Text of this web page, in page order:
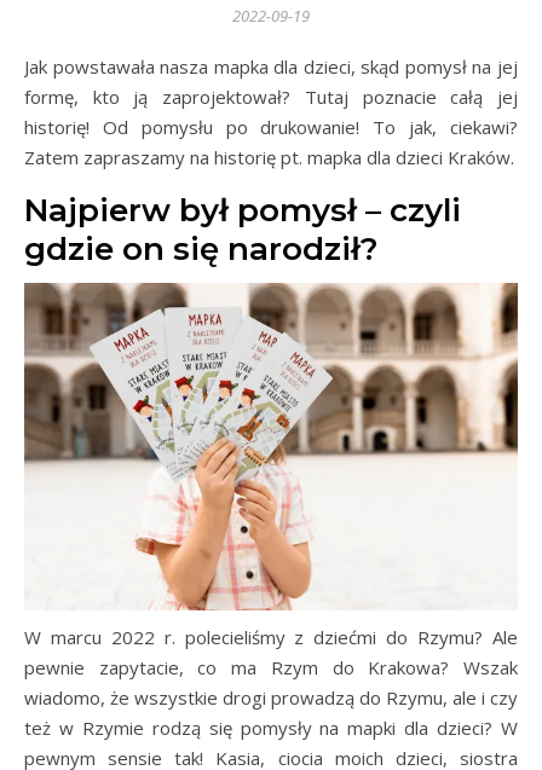
2022-09-19
Jak powstawała nasza mapka dla dzieci, skąd pomysł na jej
formę, kto ją zaprojektował? Tutaj poznacie całą jej
historię! Od pomysłu po drukowanie! To jak, ciekawi?
Zatem zapraszamy na historię pt. mapka dla dzieci Kraków.
Najpierw był pomysł – czyli
gdzie on się narodził?
W marcu 2022 r. polecieliśmy z dziećmi do Rzymu? Ale
pewnie zapytacie, co ma Rzym do Krakowa? Wszak
wiadomo, że wszystkie drogi prowadzą do Rzymu, ale i czy
też w Rzymie rodzą się pomysły na mapki dla dzieci? W
pewnym sensie tak! Kasia, ciocia moich dzieci, siostra